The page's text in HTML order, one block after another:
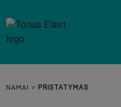
NAMAI PRISTATYMAS